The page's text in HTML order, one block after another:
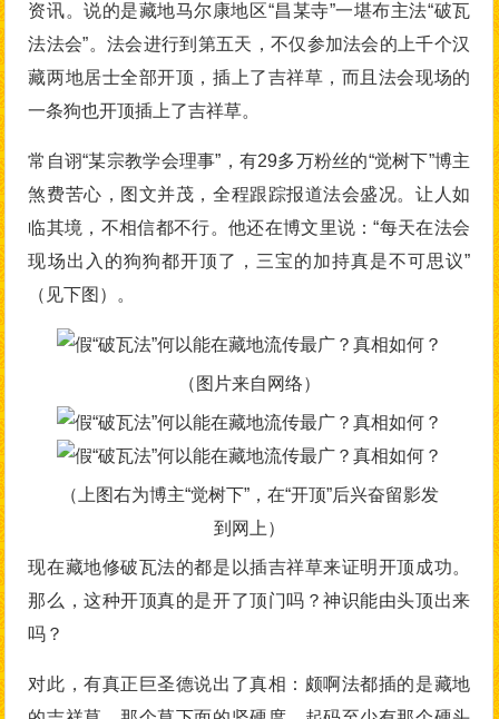
资讯。说的是藏地马尔康地区“昌某寺”一堪布主法“破瓦
法法会”。法会进行到第五天，不仅参加法会的上千个汉
藏两地居士全部开顶，插上了吉祥草，而且法会现场的
一条狗也开顶插上了吉祥草。
常自诩“某宗教学会理事”，有29多万粉丝的“觉树下”博主
煞费苦心，图文并茂，全程跟踪报道法会盛况。让人如
临其境，不相信都不行。他还在博文里说：“每天在法会
现场出入的狗狗都开顶了，三宝的加持真是不可思议”
（见下图）。
（图片来自网络）
（上图右为博主“觉树下”，在“开顶”后兴奋留影发
到网上）
现在藏地修破瓦法的都是以插吉祥草来证明开顶成功。
那么，这种开顶真的是开了顶门吗？神识能由头顶出来
吗？
对此，有真正巨圣德说出了真相：颇啊法都插的是藏地